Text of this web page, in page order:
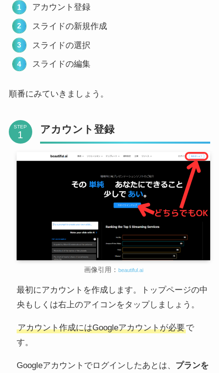
アカウント登録
スライドの新規作成
スライドの選択
スライドの編集
順番にみていきましょう。
STEP アカウント登録
画像引用： beautiful.ai
最初にアカウントを作成します。トップページの中
央もしくは右上のアイコンをタップしましょう。
アカウント作成にはGoogleアカウントが必要で
す。
Googleアカウントでログインしたあとは、 プランを